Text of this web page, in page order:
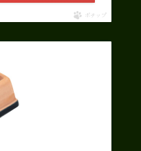
ポチップ